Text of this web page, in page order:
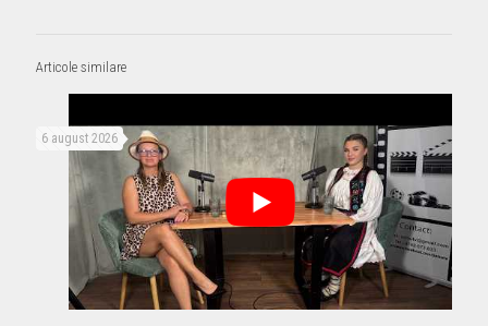
Articole similare
6 august 2026